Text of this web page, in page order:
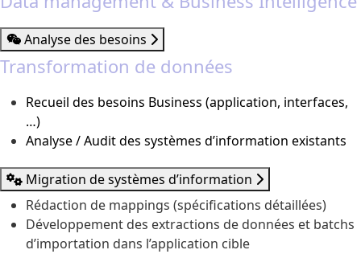
Analyse des besoins
Transformation de données
Recueil des besoins Business (application, interfaces,
…)
Analyse / Audit des systèmes d’information existants
Migration de systèmes d’information
Rédaction de mappings (spécifications détaillées)
Développement des extractions de données et batchs
d’importation dans l’application cible